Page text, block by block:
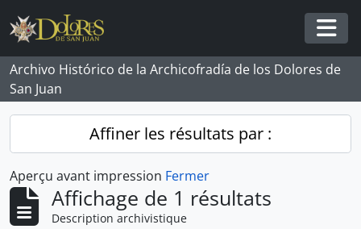
Skip to main content
Archivo Histórico de la Archicofradía de los Dolores de
San Juan
Affiner les résultats par :
Aperçu avant impression Fermer
Affichage de 1 résultats
Description archivistique